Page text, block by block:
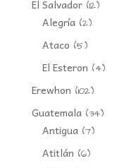
El Salvador(12)
Alegría(2)
Ataco (5)
El Esteron (4)
Erewhon (102)
Guatemala(34)
Antigua(7)
Atitlán (6)